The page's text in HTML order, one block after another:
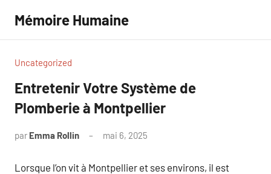
contenu
Mémoire Humaine
Uncategorized
Entretenir Votre Système de
Plomberie à Montpellier
par Emma Rollin mai 6, 2025
Lorsque l’on vit à Montpellier et ses environs, il est